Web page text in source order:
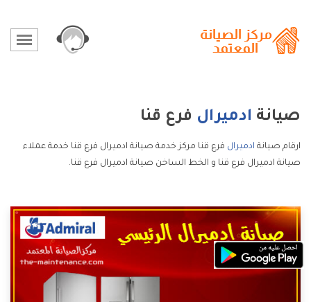
صيانة ادميرال فرع قنا
ارقام صيانة ادميرال فرع قنا مركز خدمة صيانة ادميرال فرع قنا خدمة عملاء
صيانة ادميرال فرع قنا و الخط الساخن صيانة ادميرال فرع قنا.